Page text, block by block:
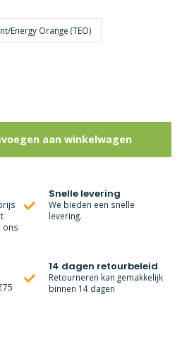
Energy Orange (TEO)
aan winkelwagen
ons
Snelle levering
We bieden een snelle
levering.
14 dagen retourbeleid
Retourneren kan gemakkelijk
binnen 14 dagen